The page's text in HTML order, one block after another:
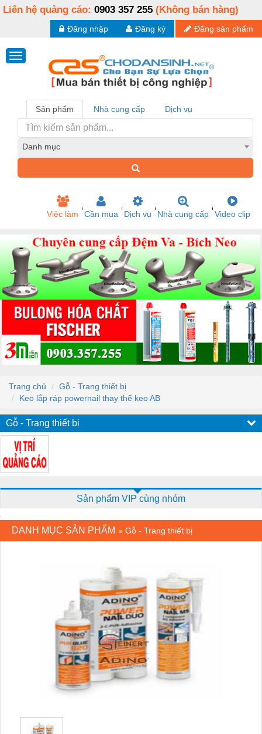
Liên hệ quảng cáo: 0903 357 255 (Không bán hàng)
Đăng sản phẩm
Đăng ký
Đăng nhập
Sản phẩm Nhà cung cấp Dịch vụ
Danh mục
Việc làm Cần mua Dịch vụ Nhà cung cấp Video clip
Trang chủ
Gỗ - Trang thiết bị
Keo lắp ráp powernail thay thế keo AB
Gỗ - Trang thiết bị
Sản phẩm VIP cùng nhóm
DANH MỤC SẢN PHẨM » Gỗ - Trang thiết bị